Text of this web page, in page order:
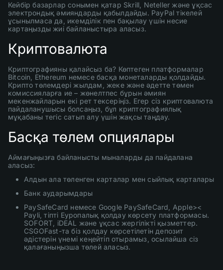
Кейбір базарлар сонымен қатар Skrill, Neteller және ұқсас
электрондық әмияндарды қабылдайды. PayPal тікелей
ұсынылмаса да, икемділік пен бақылау үшін несие
картаңызды жиі байланыстыра аласыз.
Криптовалюта
Криптографияны қалайсыз ба? Көптеген платформалар
Bitcoin, Ethereum немесе басқа монеталарды қолдайды.
Крипто төлемдері жылдам, жеке және әдетте төмен
комиссияларға ие – жөнелтпес бұрын әмиян
мекенжайларын екі рет тексеріңіз. Егер сіз криптовалюта
пайдаланушысы болсаңыз, бұл криптографиялық
мұқабаны тегіс сатып алу үшін жақсы таңдау.
Басқа төлем опциялары
Аймағыңызға байланысты мыналарды да пайдалана
аласыз:
Алдын ала төленген карталар мен сыйлық карталары
Банк аударымдары
PaySafeCard немесе Google PaySafeCard, Apple><
Payli, тіпті Еуропалық қолдау көрсету платформасы.
SOFORT, iDEAL және ұқсас жергілікті қызметтер.
CSGOFast-та біз қолдау көрсетілетін депозит
әдістерін үнемі кеңейтіп отырамыз, осылайша сіз
қалағаныңызша төлей аласыз.